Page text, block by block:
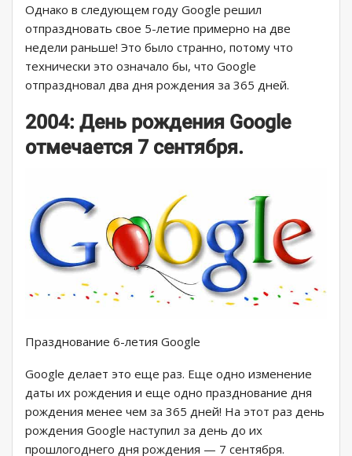
Однако в следующем году Google решил
отпраздновать свое 5-летие примерно на две
недели раньше! Это было странно, потому что
технически это означало бы, что Google
отпраздновал два дня рождения за 365 дней.
2004: День рождения Google
отмечается 7 сентября.
Празднование 6-летия Google
Google делает это еще раз. Еще одно изменение
даты их рождения и еще одно празднование дня
рождения менее чем за 365 дней! На этот раз день
рождения Google наступил за день до их
прошлогоднего дня рождения — 7 сентября.